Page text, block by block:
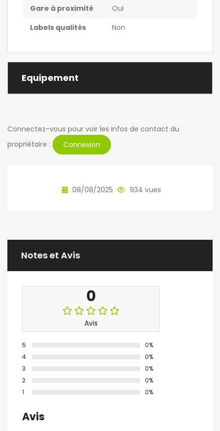
Gare à proximité
Oui
Labels qualités
Non
Equipement
Connectez-vous pour voir les infos de contact du
propriétaire :
Connexion
08/08/2025 934 vues
Notes et Avis
0
Avis
5
0%
4
0%
3
0%
2
0%
1
0%
Avis